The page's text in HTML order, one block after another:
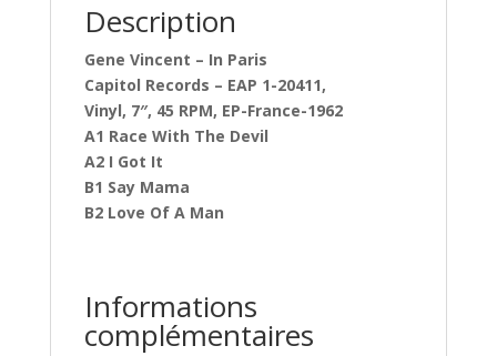
Description
Gene Vincent – In Paris
Capitol Records – EAP 1-20411,
Vinyl, 7″, 45 RPM, EP-France-1962
A1 Race With The Devil
A2 I Got It
B1 Say Mama
B2 Love Of A Man
Informations
complémentaires